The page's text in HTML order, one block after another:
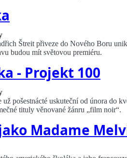
Štreit přiveze do Nového Boru
budou mít světovou premiéru.
- Projekt 100
pošestnácté uskuteční od února do
tituly věnované žánru „film noir“.
Madame